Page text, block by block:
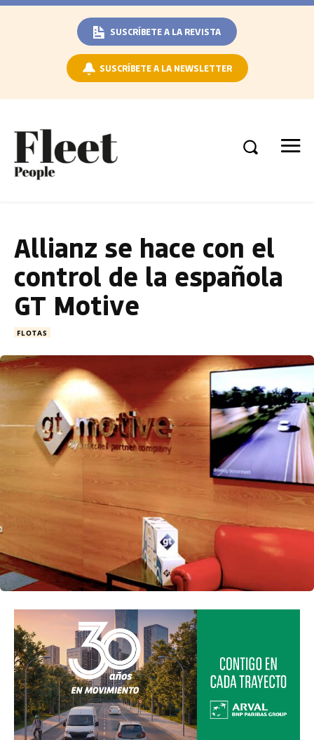
SUSCRÍBETE A LA REVISTA
SUSCRÍBETE A LA NEWSLETTER
Allianz se hace con el
control de la española
GT Motive
FLOTAS